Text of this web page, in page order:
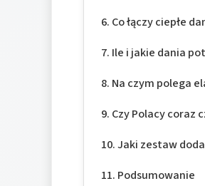
Co łączy ciepłe
Ile i jakie dania
Na czym polega
Czy Polacy coraz
Jaki zestaw
Podsumowanie